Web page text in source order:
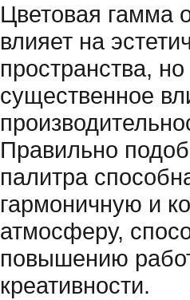
Цветовая гамма
влияет на
пространства,
существенное
Правильно
палитра
гармоничную и
атмосферу,
повышению
креативности.